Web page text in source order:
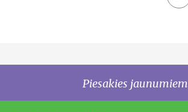
Piesakies jaunumiem